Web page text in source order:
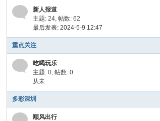
人
新人报道
主题: 24,帖数: 62
最后发表: 2024-5-9 12:47
重点关注
吃喝玩乐
主题: 0,帖数: 0
从未
多彩深圳
顺风出行